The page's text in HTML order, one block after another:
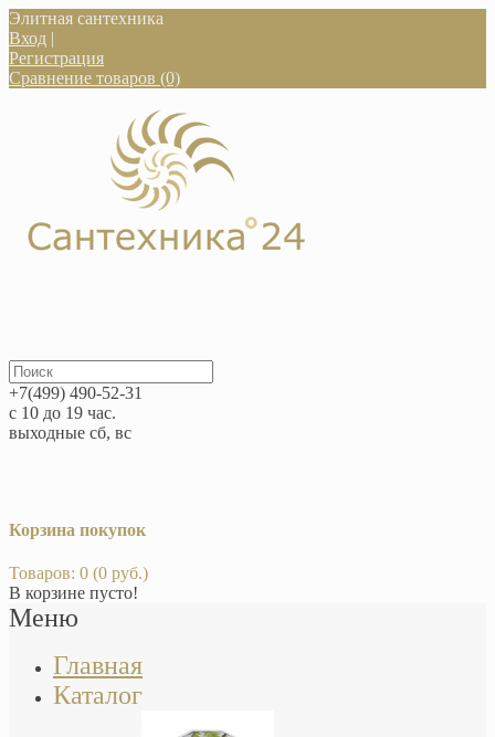
Элитная сантехника
Вход |
Регистрация
Сравнение товаров (0)
+7(499) 490-52-31
с 10 до 19 час.
выходные сб, вс
Корзина покупок
Товаров: 0 (0 руб.)
В корзине пусто!
Меню
Главная
Каталог